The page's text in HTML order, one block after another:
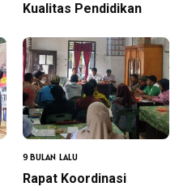
Kualitas Pendidikan
9 BULAN LALU
Rapat Koordinasi